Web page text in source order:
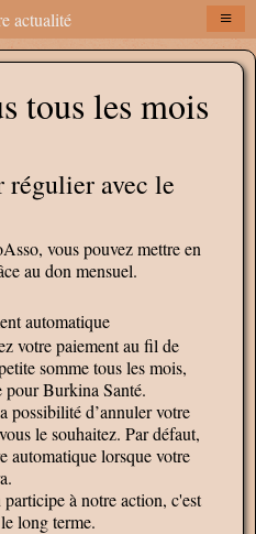
tous les mois
régulier avec le
vous pouvez mettre en
au don mensuel.
automatique
votre paiement au fil de
somme tous les mois,
pour Burkina Santé.
possibilité d’annuler votre
le souhaitez. Par défaut,
automatique lorsque votre
à notre action, c'est
long terme.
actualité ≡